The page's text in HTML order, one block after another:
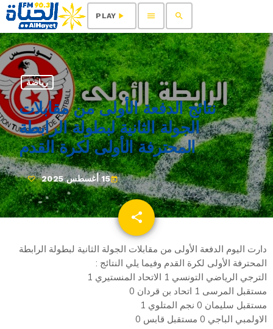
search
menu
play_arrow
PLAY
رياضة
نتائج الدفعة الأولى من مقابلات
الجولة الثانية لبطولة الرابطة
المحترفة الأولى لكرة القدم
today15 أغسطس 2025
share
email
دارت اليوم الدفعة الأولى من مقابلات الجولة الثانية لبطولة الرابطة
المحترفة الأولى لكرة القدم وفيما يلي النتائج :
الترجي الرياضي التونسي 1 الاتحاد المنستيري 1
مستقبل المرسى 1 اتحاد بن قردان 0
مستقبل سليمان 0 نجم المتلوي 1
الاولمبي الباجي 0 مستقبل قابس 0